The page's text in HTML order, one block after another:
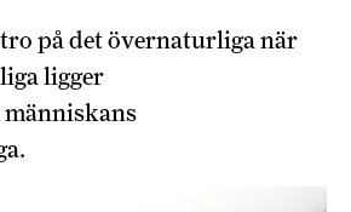
på det övernaturliga när
ligger